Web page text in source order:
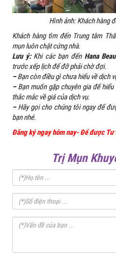
Hình ảnh: Khách hàng
Khách hàng tìm đến Trung tâm
mụn luôn chật cứng nhà.
Lưu ý:Khi các bạn đếnHana
trước xếp lịch để đỡ phải chờ đợi.
–Bạn còn điều gì chưa hiểu về dịch
– Bạn muốn gặp chuyên gia để
thắc mắc về giá của dịch vụ.
– Hãy gọi cho chúng tôi ngay để
bạn nhé.
Đăng ký ngay hôm nay- Để được Tư
Trị Mụn